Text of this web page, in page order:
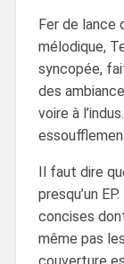
Fer de lance
mélodique,
syncopée,
des
voire à
Il faut dire
presqu’un
concises
même pas